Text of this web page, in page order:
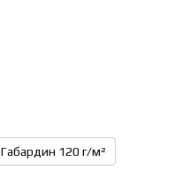
Габардин 120 г/м²